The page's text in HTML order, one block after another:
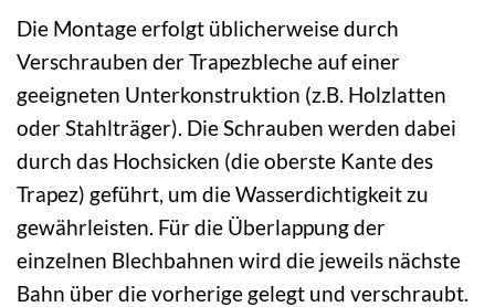
Die Montage erfolgt üblicherweise durch
Verschrauben der Trapezbleche auf einer
geeigneten Unterkonstruktion (z.B. Holzlatten
oder Stahlträger). Die Schrauben werden dabei
durch das Hochsicken (die oberste Kante des
Trapez) geführt, um die Wasserdichtigkeit zu
gewährleisten. Für die Überlappung der
einzelnen Blechbahnen wird die jeweils nächste
Bahn über die vorherige gelegt und verschraubt.